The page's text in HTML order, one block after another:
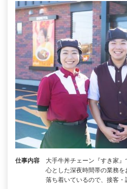
仕事内容
大手牛丼チェーン『すき家
心とした深夜時間帯の業務
落ち着いているので、接客